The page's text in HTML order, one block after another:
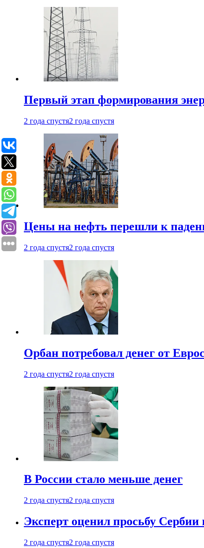
Первый этап формирования
2 года спустя2 года спустя
Цены на нефть перешли к
2 года спустя2 года спустя
Орбан потребовал денег от
2 года спустя2 года спустя
В России стало меньше денег
2 года спустя2 года спустя
Эксперт оценил просьбу
2 года спустя2 года спустя